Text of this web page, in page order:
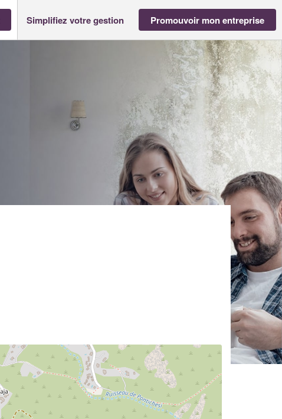
Simplifiez votre gestion Promouvoir mon entreprise